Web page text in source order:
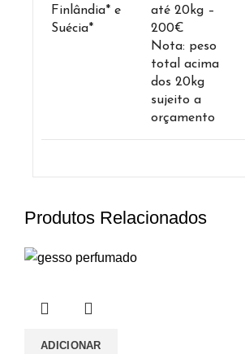
Finlândia* e
Suécia*
até 20kg –
200€
Nota: peso
total acima
dos 20kg
sujeito a
orçamento
Produtos Relacionados
ADICIONAR